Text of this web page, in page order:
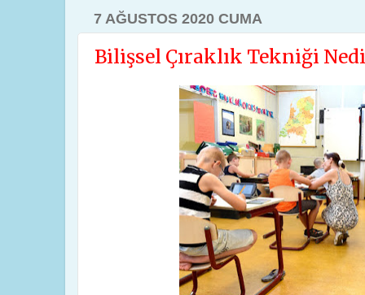
7 AĞUSTOS 2020 CUMA
Bilişsel Çıraklık Tekniği